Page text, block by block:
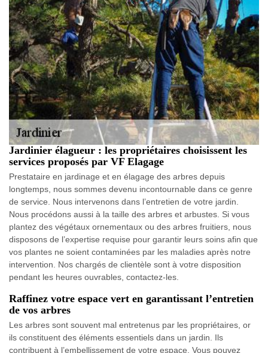
Jardinier élagueur : les propriétaires choisissent les
services proposés par VF Elagage
Prestataire en jardinage et en élagage des arbres depuis
longtemps, nous sommes devenu incontournable dans ce genre
de service. Nous intervenons dans l’entretien de votre jardin.
Nous procédons aussi à la taille des arbres et arbustes. Si vous
plantez des végétaux ornementaux ou des arbres fruitiers, nous
disposons de l’expertise requise pour garantir leurs soins afin que
vos plantes ne soient contaminées par les maladies après notre
intervention. Nos chargés de clientèle sont à votre disposition
pendant les heures ouvrables, contactez-les.
Raffinez votre espace vert en garantissant l’entretien
de vos arbres
Les arbres sont souvent mal entretenus par les propriétaires, or
ils constituent des éléments essentiels dans un jardin. Ils
contribuent à l’embellissement de votre espace. Vous pouvez